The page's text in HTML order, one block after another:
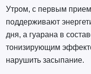
Утром, с первым
поддерживают
дня, а гуарана в
тонизирующим
нарушить засыпание.